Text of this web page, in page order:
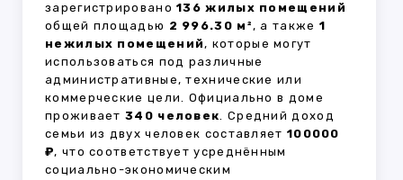
зарегистрировано136 жилых помещений
общей площадью 2 996.30 м², а также 1
нежилых помещений, которые могут
использоваться под различные
административные, технические или
коммерческие цели. Официально в доме
проживает 340 человек. Средний доход
семьи из двух человек составляет 100000
₽, что соответствует усреднённым
социально-экономическим